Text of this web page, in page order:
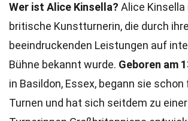
Wer ist Alice Kinsella? Alice Kinsella
britische Kunstturnerin, die durch ihre
beeindruckenden Leistungen auf
Bühne bekannt wurde. Geboren am
in Basildon, Essex, begann sie
Turnen und hat sich seitdem zu